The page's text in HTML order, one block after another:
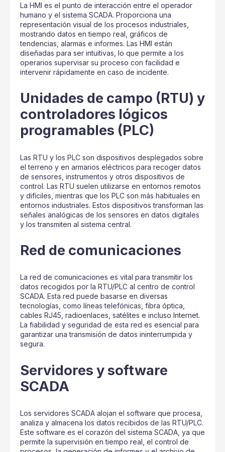
La HMI es el punto de interacción entre el operador
humano y el sistema SCADA. Proporciona una
representación visual de los procesos industriales,
mostrando datos en tiempo real, gráficos de
tendencias, alarmas e informes. Las HMI están
diseñadas para ser intuitivas, lo que permite a los
operarios supervisar su proceso con facilidad e
intervenir rápidamente en caso de incidente.
Unidades de campo (RTU) y
controladores lógicos
programables (PLC)
Las RTU y los PLC son dispositivos desplegados sobre
el terreno y en armarios eléctricos para recoger datos
de sensores, instrumentos y otros dispositivos de
control. Las RTU suelen utilizarse en entornos remotos
y difíciles, mientras que los PLC son más habituales en
entornos industriales. Estos dispositivos transforman las
señales analógicas de los sensores en datos digitales
y los transmiten al sistema central.
Red de comunicaciones
La red de comunicaciones es vital para transmitir los
datos recogidos por la RTU/PLC al centro de control
SCADA. Esta red puede basarse en diversas
tecnologías, como líneas telefónicas, fibra óptica,
cables RJ45, radioenlaces, satélites e incluso Internet.
La fiabilidad y seguridad de esta red es esencial para
garantizar una transmisión de datos ininterrumpida y
segura.
Servidores y software
SCADA
Los servidores SCADA alojan el software que procesa,
analiza y almacena los datos recibidos de las RTU/PLC.
Este software es el corazón del sistema SCADA, ya que
permite la supervisión en tiempo real, el control de